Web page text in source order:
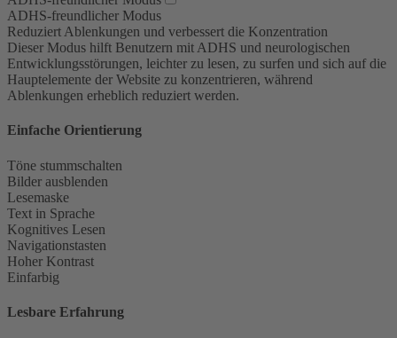
ADHS-freundlicher Modus
Reduziert Ablenkungen und verbessert die Konzentration
Dieser Modus hilft Benutzern mit ADHS und neurologischen
Entwicklungsstörungen, leichter zu lesen, zu surfen und sich auf die
Hauptelemente der Website zu konzentrieren, während
Ablenkungen erheblich reduziert werden.
Einfache Orientierung
Töne stummschalten
Bilder ausblenden
Lesemaske
Text in Sprache
Kognitives Lesen
Navigationstasten
Hoher Kontrast
Einfarbig
Lesbare Erfahrung